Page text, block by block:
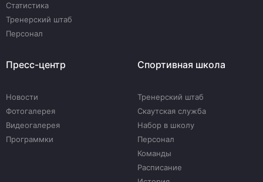
Статистика
Тренерский штаб
Персонал
Пресс-центр
Новости
Фотогалерея
Видеогалерея
Программки
Спортивная школа
Тренерский штаб
Скаутская служба
Набор в школу
Персонал
Команды
Расписание